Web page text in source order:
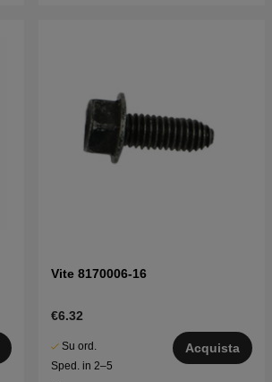
Vite 8170006-16
€6.32
Su ord.
Sped. in 2–5
Acquista